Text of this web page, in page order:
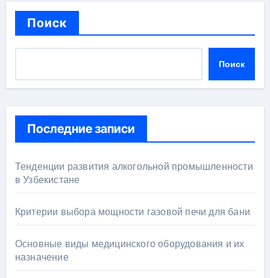
Поиск
Поиск
Последние записи
Тенденции развития алкогольной промышленности
в Узбекистане
Критерии выбора мощности газовой печи для бани
Основные виды медицинского оборудования и их
назначение